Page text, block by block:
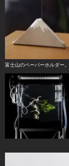
富士山のペーパーホルダー。